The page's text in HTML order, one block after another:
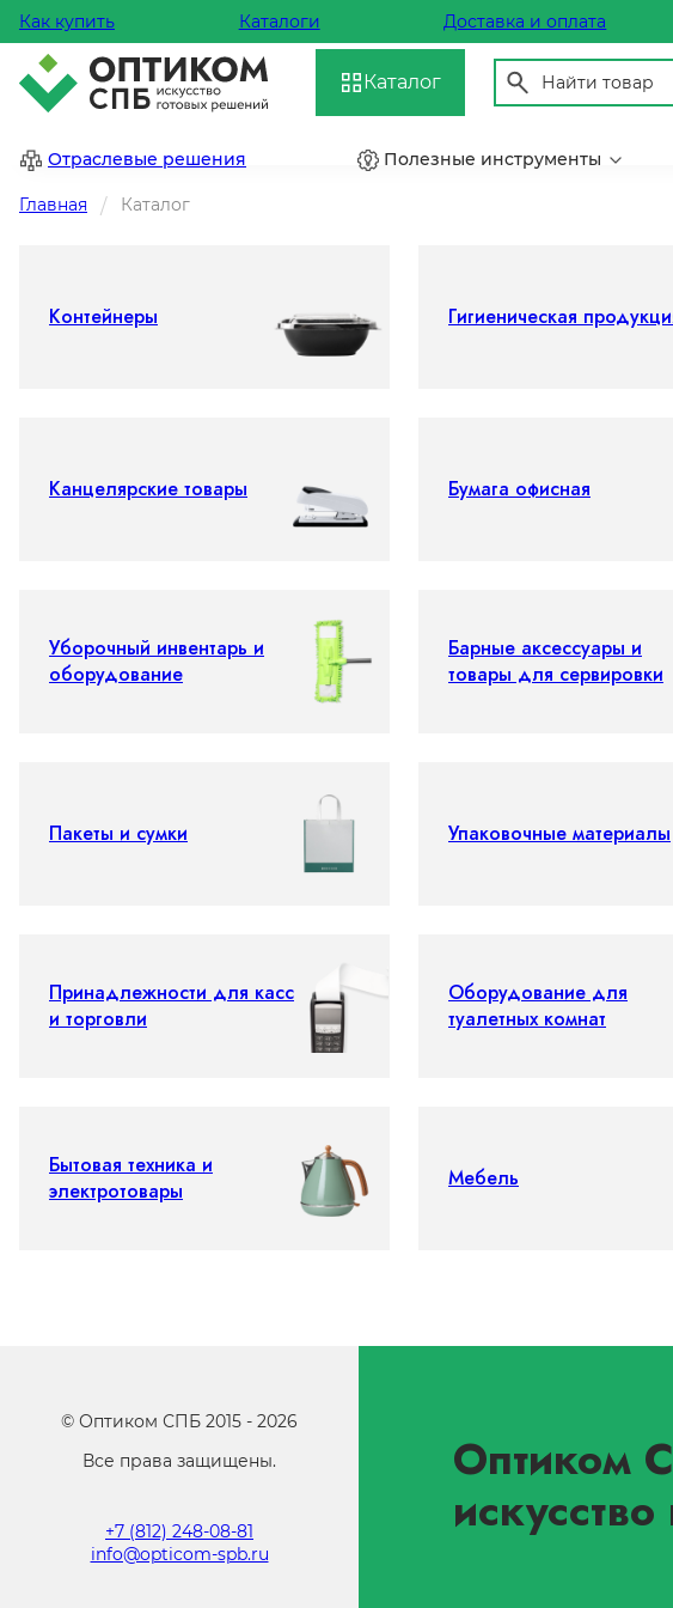
Как купить Каталоги Доставка и оплата
Каталог
Отраслевые решения Полезные инструменты
Главная Каталог
Контейнеры Гигиеническая
Канцелярские товары Бумага офисная
Уборочный инвентарь и
оборудование
Барные аксессуары и
товары для сервировки
Пакеты и сумки Упаковочные материалы
Принадлежности для касс
и торговли
Оборудование для
туалетных комнат
Бытовая техника и
электротовары
Мебель
© Оптиком СПБ 2015 - 2026
Все права защищены.
+7 (812) 248-08-81
info@opticom-spb.ru
Оптиком